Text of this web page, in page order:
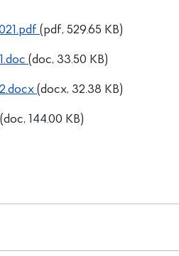
(pdf, 529.65 KB)
(doc, 33.50 KB)
(docx, 32.38 KB)
(doc, 144.00 KB)